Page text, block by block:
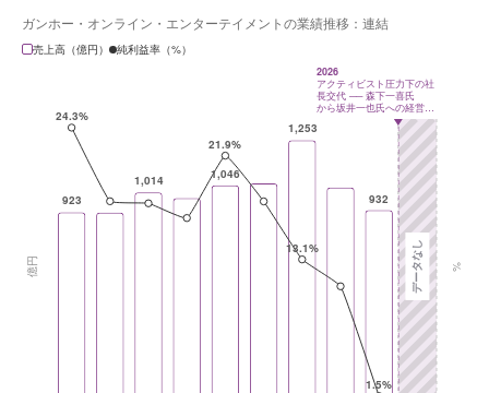
ガンホー・オンライン・エンターテイメントの業績推移：連結
売上高（億円）
純利益率（%）